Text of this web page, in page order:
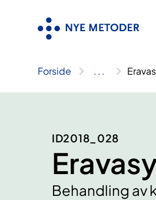
Forside .. .
ID2018_028
Behandling av